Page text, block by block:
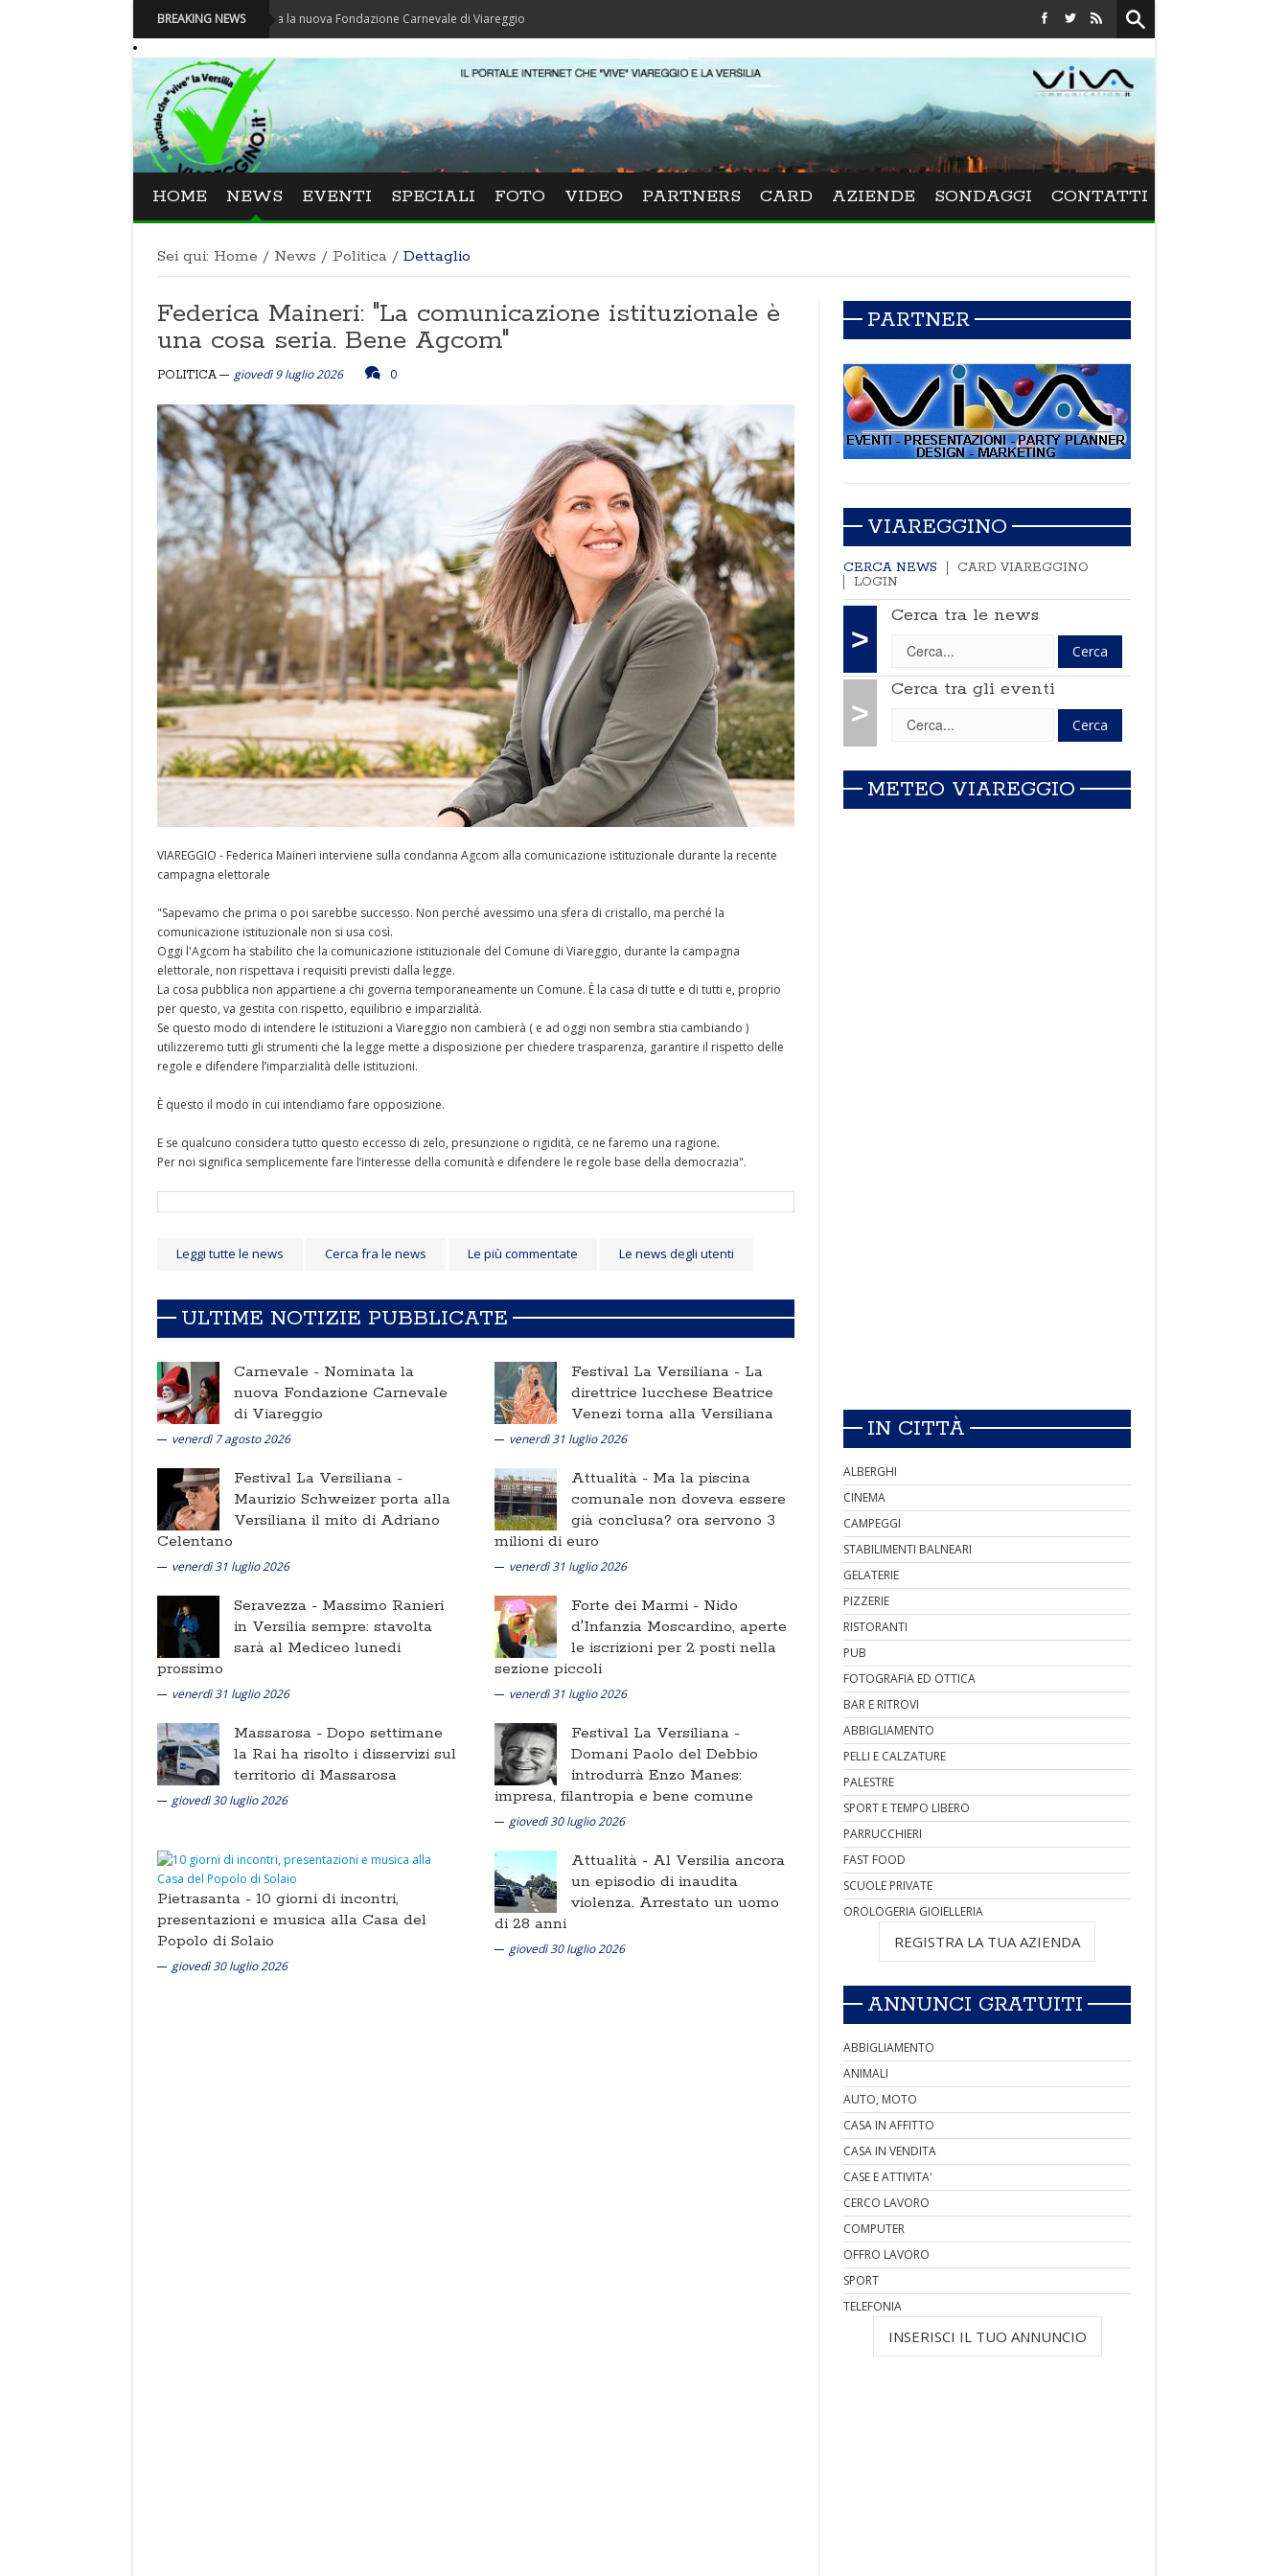
BREAKING NEWS
Carnevale - Nominata la nuova Fondazione Carnevale di Viareggio Festival La Versiliana - La direttrice lucchese Beatrice
HOME NEWS EVENTI SPECIALI FOTO VIDEO PARTNERS CARD AZIENDE SONDAGGI CONTATTI
Sei qui: Home / News / Politica / Dettaglio
Federica Maineri: "La comunicazione istituzionale è
una cosa seria. Bene Agcom"
POLITICA giovedì 9 luglio 2026 0
VIAREGGIO - Federica Maineri interviene sulla condanna Agcom alla comunicazione istituzionale durante la recente
campagna elettorale
"Sapevamo che prima o poi sarebbe successo. Non perché avessimo una sfera di cristallo, ma perché la
comunicazione istituzionale non si usa così.
Oggi l'Agcom ha stabilito che la comunicazione istituzionale del Comune di Viareggio, durante la campagna
elettorale, non rispettava i requisiti previsti dalla legge.
La cosa pubblica non appartiene a chi governa temporaneamente un Comune. È la casa di tutte e di tutti e, proprio
per questo, va gestita con rispetto, equilibrio e imparzialità.
Se questo modo di intendere le istituzioni a Viareggio non cambierà ( e ad oggi non sembra stia cambiando )
utilizzeremo tutti gli strumenti che la legge mette a disposizione per chiedere trasparenza, garantire il rispetto delle
regole e difendere l’imparzialità delle istituzioni.
È questo il modo in cui intendiamo fare opposizione.
E se qualcuno considera tutto questo eccesso di zelo, presunzione o rigidità, ce ne faremo una ragione.
Per noi significa semplicemente fare l’interesse della comunità e difendere le regole base della democrazia".
Leggi tutte le news Cerca fra le news Le più commentate Le news degli utenti
ULTIME NOTIZIE PUBBLICATE
Carnevale - Nominata la
nuova Fondazione Carnevale
di Viareggio
venerdì 7 agosto 2026
Festival La Versiliana - La
direttrice lucchese Beatrice
Venezi torna alla Versiliana
venerdì 31 luglio 2026
Festival La Versiliana -
Maurizio Schweizer porta alla
Versiliana il mito di Adriano
Celentano
venerdì 31 luglio 2026
Attualità - Ma la piscina
comunale non doveva essere
già conclusa? ora servono 3
milioni di euro
venerdì 31 luglio 2026
Seravezza - Massimo Ranieri
in Versilia sempre: stavolta
sarà al Mediceo lunedi
prossimo
venerdì 31 luglio 2026
Forte dei Marmi - Nido
d'Infanzia Moscardino, aperte
le iscrizioni per 2 posti nella
sezione piccoli
venerdì 31 luglio 2026
Massarosa - Dopo settimane
la Rai ha risolto i disservizi sul
territorio di Massarosa
giovedì 30 luglio 2026
Festival La Versiliana -
Domani Paolo del Debbio
introdurrà Enzo Manes:
impresa, filantropia e bene comune
giovedì 30 luglio 2026
Pietrasanta - 10 giorni di incontri,
presentazioni e musica alla Casa del
Popolo di Solaio
giovedì 30 luglio 2026
Attualità - Al Versilia ancora
un episodio di inaudita
violenza. Arrestato un uomo
di 28 anni
giovedì 30 luglio 2026
PARTNER
VIAREGGINO
CERCA NEWS
CARD VIAREGGINO
LOGIN
>
Cerca tra le news
>
Cerca tra gli eventi
METEO VIAREGGIO
IN CITTÀ
ALBERGHI
CINEMA
CAMPEGGI
STABILIMENTI BALNEARI
GELATERIE
PIZZERIE
RISTORANTI
PUB
FOTOGRAFIA ED OTTICA
BAR E RITROVI
ABBIGLIAMENTO
PELLI E CALZATURE
PALESTRE
SPORT E TEMPO LIBERO
PARRUCCHIERI
FAST FOOD
SCUOLE PRIVATE
OROLOGERIA GIOIELLERIA
REGISTRA LA TUA AZIENDA
ANNUNCI GRATUITI
ABBIGLIAMENTO
ANIMALI
AUTO, MOTO
CASA IN AFFITTO
CASA IN VENDITA
CASE E ATTIVITA'
CERCO LAVORO
COMPUTER
OFFRO LAVORO
SPORT
TELEFONIA
INSERISCI IL TUO ANNUNCIO